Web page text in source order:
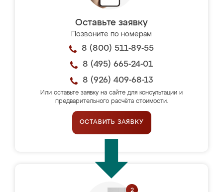
Оставьте заявку
Позвоните по номерам
8 (800) 511-89-55
8 (495) 665-24-01
8 (926) 409-68-13
Или оставьте заявку на сайте для консультации и
предварительного расчёта стоимости.
ОСТАВИТЬ ЗАЯВКУ